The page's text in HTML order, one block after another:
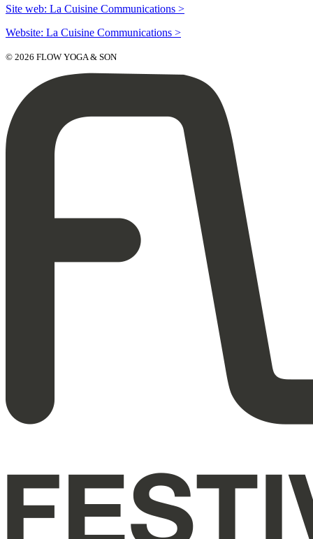
Site web: La Cuisine Communications >
Website: La Cuisine Communications >
© 2026 FLOW YOGA & SON